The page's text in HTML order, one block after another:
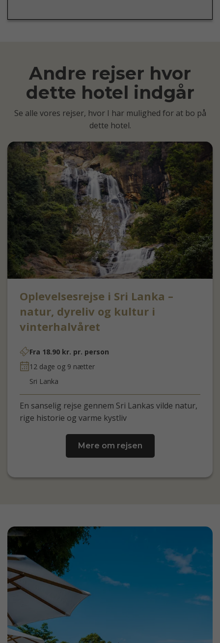
Andre rejser hvor
dette hotel indgår
Se alle vores rejser, hvor I har mulighed for at bo på
dette hotel.
Oplevelsesrejse i Sri Lanka –
natur, dyreliv og kultur i
vinterhalvåret
Fra 18.90 kr. pr. person
12 dage og 9 nætter
Sri Lanka
En sanselig rejse gennem Sri Lankas vilde natur,
rige historie og varme kystliv
Mere om rejsen